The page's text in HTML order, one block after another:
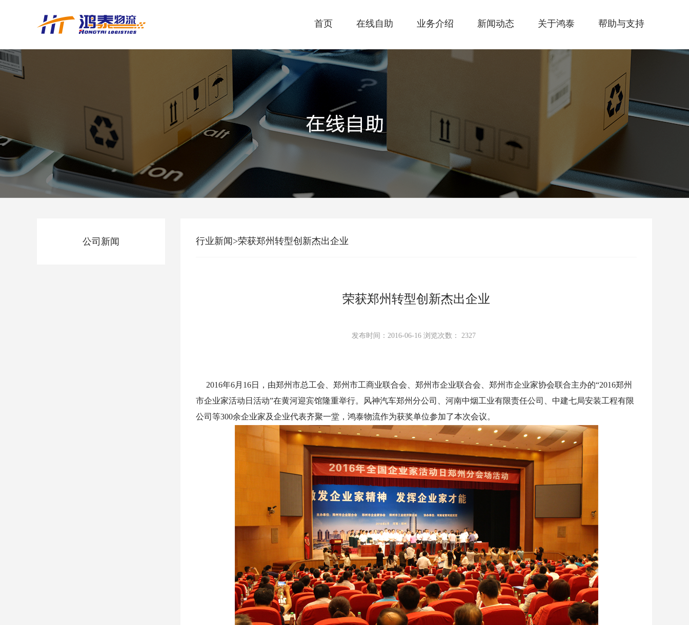
首页 在线自助 业务介绍 新闻动态 关于鸿泰 帮助与支持
公司新闻 行业新闻>荣获郑州转型创新杰出企业
荣获郑州转型创新杰出企业
发布时间：2016-06-16 浏览次数： 2327
2016年6月16日，由郑州市总工会、郑州市工商业联合会、郑州市企业联合会、郑州市企业家协会联合主办的“2016郑州
市企业家活动日活动”在黄河迎宾馆隆重举行。风神汽车郑州分公司、河南中烟工业有限责任公司、中建七局安装工程有限
公司等300余企业家及企业代表齐聚一堂，鸿泰物流作为获奖单位参加了本次会议。